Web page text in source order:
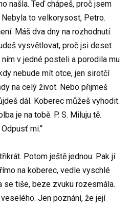
našla. Teď chápeš, proč jsem
to velkorysost, Petro.
Máš dva dny na rozhodnutí:
vysvětlovat, proč jsi deset
v jedné posteli a porodila mu
nebude mít otce, jen sirotčí
na celý život. Nebo přijmeš
dál. Koberec můžeš vyhodit.
je na tobě. P. S. Miluju tě.
mi.“
Potom ještě jednou. Pak jí
na koberec, vedle vyschlé
se tiše, beze zvuku rozesmála.
Jen poznání, že její